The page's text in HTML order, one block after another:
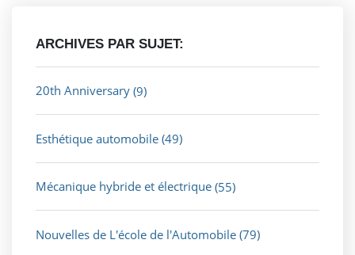
ARCHIVES PAR SUJET:
20th Anniversary (9)
Esthétique automobile (49)
Mécanique hybride et électrique (55)
Nouvelles de L'école de l'Automobile (79)